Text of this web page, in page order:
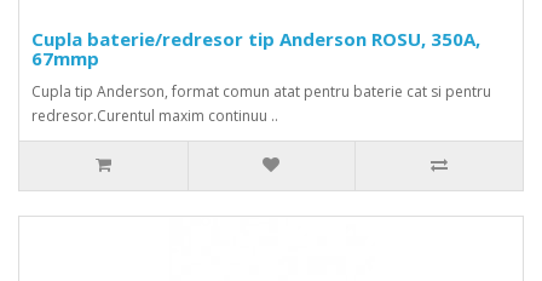
Cupla baterie/redresor tip Anderson ROSU, 350A,
67mmp
Cupla tip Anderson, format comun atat pentru baterie cat si pentru
redresor.Curentul maxim continuu ..